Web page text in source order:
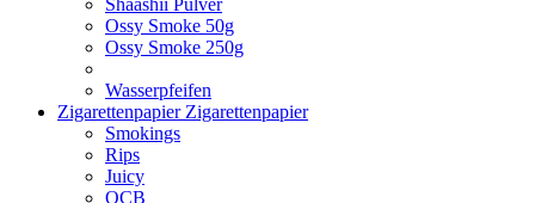
Shaashii Pulver
Ossy Smoke 50g
Ossy Smoke 250g
Wasserpfeifen
Zigarettenpapier Zigarettenpapier
Smokings
Rips
Juicy
OCB